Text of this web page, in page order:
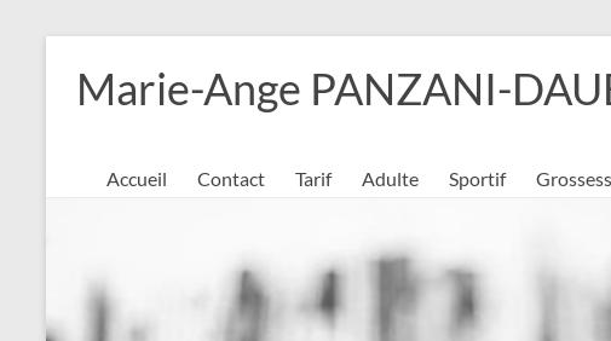
contenuMarie-Ange PANZANI-
Accueil Contact Tarif Adulte Sportif